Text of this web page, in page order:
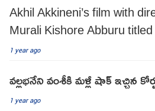
Akhil Akkineni’s film with
Murali Kishore Abburu titled
1 year ago
వల్లభనేని వంశీకి మళ్లీ షాక్ ఇచ్చిన
1 year ago